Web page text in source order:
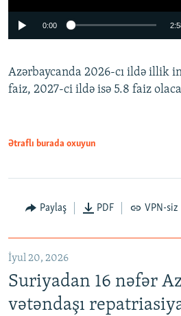
Auto
0:00
Azərbaycanda 2026-cı ildə illik
faiz, 2027-ci ildə isə 5.8 faiz
Ətraflı burada oxuyun
Paylaş PDF VPN-siz
İyul 20, 2026
Suriyadan 16 nəfər
vətəndaşı